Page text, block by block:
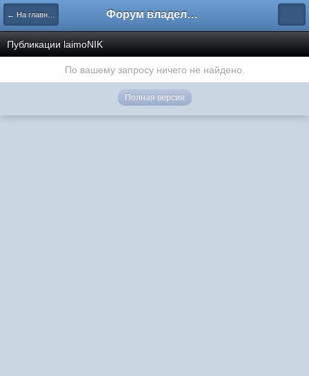
← На главную Форум владельцев интернет-магазинов
Публикации laimoNIK
По вашему запросу ничего не найдено.
Полная версия